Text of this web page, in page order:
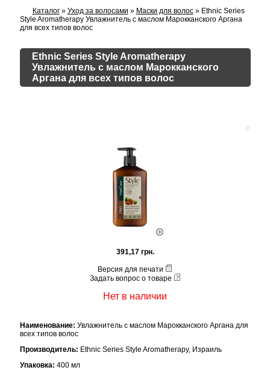
Каталог» Уход за волосами » Маски для волос» Ethnic Series
Style Aromatherapy Увлажнитель с маслом Марокканского Аргана
для всех типов волос
Ethnic Series Style Aromatherapy
Увлажнитель с маслом Марокканского
Аргана для всех типов волос
391,17 грн.
Версия для печати
Задать вопрос о товаре
Нет в наличии
Наименование: Увлажнитель с маслом Марокканского Аргана для
всех типов волос
Производитель: Ethnic Series Style Aromatherapy, Израиль
Упаковка: 400 мл